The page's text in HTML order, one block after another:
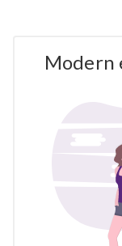
Modern